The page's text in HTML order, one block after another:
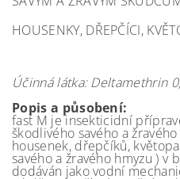
HOUSENKY, DŘEPČÍCI,
Účinná látka: Deltamethrin
Popis a působení:
fast M je insekticidní
škodlivého savého a
housenek, dřepčíků,
savého a žravého hmyzu ) v
dodáván jako vodní